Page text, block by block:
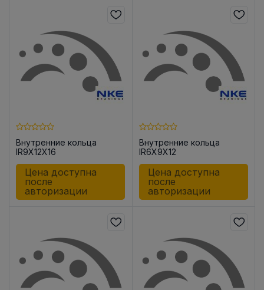
Внутренние кольца
IR9X12X16
Цена доступна
после
авторизации
Внутренние кольца
IR6X9X12
Цена доступна
после
авторизации